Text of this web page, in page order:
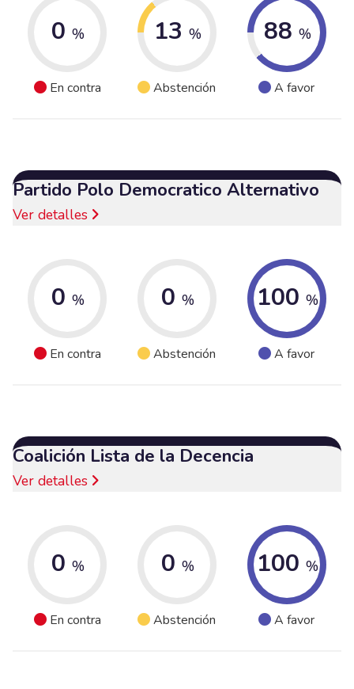
0 %
En contra
13 %
Abstención
88 %
A favor
Partido Polo Democratico Alternativo
Ver detalles
0 %
En contra
0 %
Abstención
100 %
A favor
Coalición Lista de la Decencia
Ver detalles
0 %
En contra
0 %
Abstención
100 %
A favor